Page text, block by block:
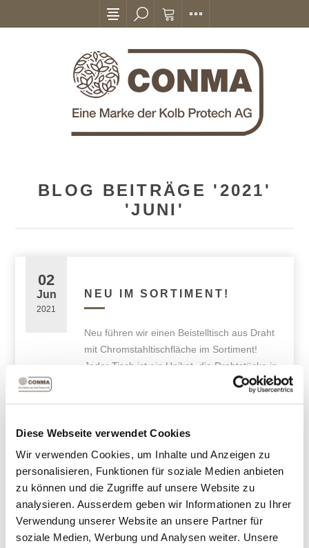
Diese Webseite verwendet Cookies
Wir verwenden Cookies, um Inhalte und Anzeigen zu
personalisieren, Funktionen für soziale Medien anbieten
zu können und die Zugriffe auf unsere Website zu
analysieren. Ausserdem geben wir Informationen zu Ihrer
Verwendung unserer Website an unsere Partner für
soziale Medien, Werbung und Analysen weiter. Unsere
BLOG BEITRÄGE '2021'
'JUNI'
NEU IM SORTIMENT!
02
Jun
2021
Neu führen wir einen Beistelltisch aus Draht
mit Chromstahltischfläche im Sortiment!
Jeder Tisch ist ein Unikat, die Drahtstücke in
Handarbeit zusammengeschweisst.
Hier gehts zum Artikel.